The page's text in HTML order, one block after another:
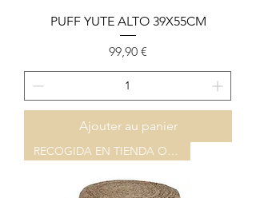
PUFF YUTE ALTO 39X55CM
Prix
99,90 €
Ajouter au panier
RECOGIDA EN TIENDA O ALMACEN